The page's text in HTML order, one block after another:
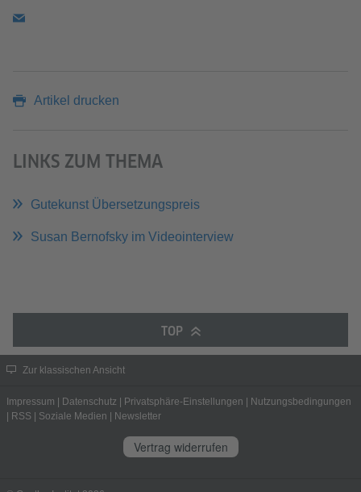
Artikel drucken
LINKS ZUM THEMA
Gutekunst Übersetzungspreis
Susan Bernofsky im Videointerview
TOP
Zur klassischen Ansicht
Impressum Datenschutz Privatsphäre-Einstellungen
Nutzungsbedingungen
RSS Soziale Medien Newsletter
Vertrag widerrufen